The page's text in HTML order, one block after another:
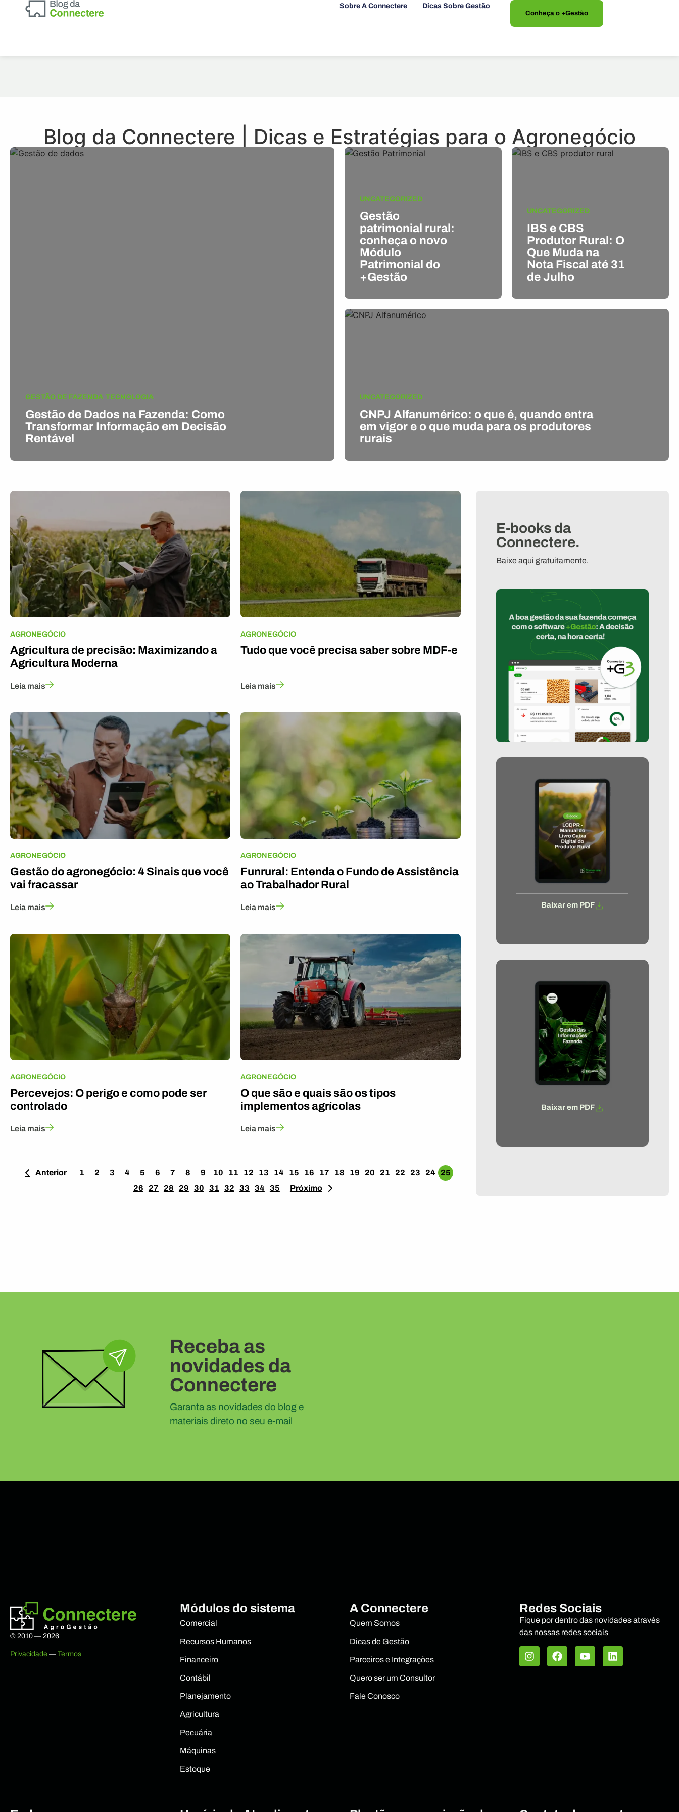
Sobre A Connectere Dicas Sobre Gestão
Conheça o +Gestão
Blog da Connectere | Dicas e Estratégias para o Agronegócio
GESTÃO DE FAZENDA TECNOLOGIA
Gestão de Dados na Fazenda: Como
Transformar Informação em Decisão
Rentável
UNCATEGORIZED
Gestão
patrimonial rural:
conheça o novo
Módulo
Patrimonial do
+Gestão
UNCATEGORIZED
IBS e CBS
Produtor Rural: O
Que Muda na
Nota Fiscal até 31
de Julho
UNCATEGORIZED
CNPJ Alfanumérico: o que é, quando entra
em vigor e o que muda para os produtores
rurais
AGRONEGÓCIO
Agricultura de precisão: Maximizando a
Agricultura Moderna
Leia mais
AGRONEGÓCIO
Tudo que você precisa saber sobre MDF-e
Leia mais
AGRONEGÓCIO
Gestão do agronegócio: 4 Sinais que você
vai fracassar
Leia mais
AGRONEGÓCIO
Funrural: Entenda o Fundo de Assistência
ao Trabalhador Rural
Leia mais
AGRONEGÓCIO
Percevejos: O perigo e como pode ser
controlado
Leia mais
AGRONEGÓCIO
O que são e quais são os tipos
implementos agrícolas
Leia mais
Anterior 1 2 3 4 5 6 7 8 9 10 11 12 13 14 15 16 17 18 19 20 21 22 23 24
25
26
27 28 29 30 31 32 33 34 35 Próximo
E-books da
Connectere.
Baixe aqui gratuitamente.
Baixar em PDF
Baixar em PDF
Receba as
novidades da
Connectere
Garanta as novidades do blog e
materiais direto no seu e-mail
© 2010 — 2026
Privacidade — Termos
Módulos do sistema
Comercial
Recursos Humanos
Financeiro
Contábil
Planejamento
Agricultura
Pecuária
Máquinas
Estoque
A Connectere
Quem Somos
Dicas de Gestão
Parceiros e Integrações
Quero ser um Consultor
Fale Conosco
Redes Sociais
Fique por dentro das novidades através
das nossas redes sociais